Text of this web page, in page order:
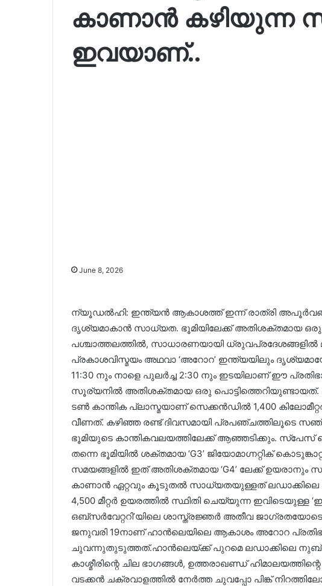
കാണാൻ കഴിയുന്ന
ഇവയാണ്..
June 8, 2026
ന്യൂഡൽഹി: ഇന്ത്യൻ ആകാശത്ത് ഇന്ന് രാത്രി
ദൃശ്യമാകാൻ സാധ്യത. ഭൂമിയിലേക്ക് അതിശക്തമായ ഒരു
പശ്ചാത്തലത്തിൽ, സാധാരണയായി ധ്രുവപ്രദേശങ്ങളിൽ
പ്രകാശവിസ്മയം അഥവാ ‘അറോറ’ ഇന്ത്യയിലും
11:30 നും നാളെ പുലർച്ച 2:30 നും ഇടയിലാണ് ഈ
സൂര്യനിൽ അതിശക്തമായ ഒരു
ടൺ കാന്തിക പ്ലാസ്മയാണ് സെക്കൻഡിൽ 1,400
വീണത്. കഴിഞ്ഞ രണ്ട് ദിവസമായി പ്രപഞ്ചത്തിലൂടെ
ഭൂമിയുടെ കാന്തികവലയത്തിലേക്ക് ആഞ്ഞടിക്കും. സ്പേസ്
തന്നെ ഭൂമിയിൽ ശക്തമായ ‘G3’ ജിയോമാഗ്നറ്റിക്
സമയങ്ങളിൽ ഇത് അതിശക്തമായ ‘G4’ ലേക്ക്
കാണാൻ ഏറ്റവും കൂടുതൽ സാധ്യതയുള്ളത് ലഡാക്കിലെ
4,500 മീറ്റർ ഉയരത്തിൽ സ്ഥിതി ചെയ്യുന്ന
ഒബ്‌സർവേറ്ററി’യിലെ ശാസ്ത്രജ്ഞർ അതീവ
ജനുവരി 19നാണ് ഹാൻലെയിലെ ആകാശം അറോറ
ചുവന്നുതുടുത്തത്.ഹാൻലെയ്ക്ക് പുറമെ ലഡാക്കിലെ നുബ്ര
കാശ്മീരിന്റെ ചില ഭാഗങ്ങൾ, ഉത്തരാഖണ്ഡ്
വടക്കൻ ചക്രവാളത്തിൽ നേർത്ത ചുവപ്പോ പിങ്ക്